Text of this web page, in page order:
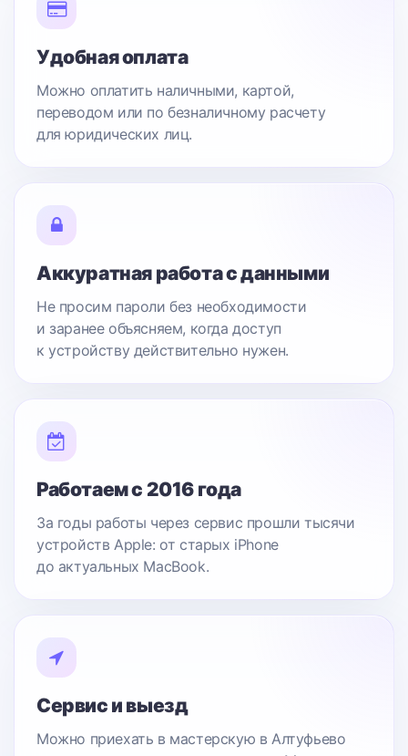
Удобная оплата
Можно оплатить наличными, картой,
переводом или по безналичному расчету
для юридических лиц.
Аккуратная работа с данными
Не просим пароли без необходимости
и заранее объясняем, когда доступ
к устройству действительно нужен.
Работаем с 2016 года
За годы работы через сервис прошли тысячи
устройств Apple: от старых iPhone
до актуальных MacBook.
Сервис и выезд
Можно приехать в мастерскую в Алтуфьево